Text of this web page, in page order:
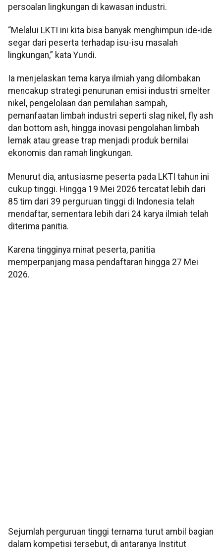
persoalan lingkungan di kawasan industri.
“Melalui LKTI ini kita bisa banyak menghimpun ide-ide
segar dari peserta terhadap isu-isu masalah
lingkungan,” kata Yundi.
Ia menjelaskan tema karya ilmiah yang dilombakan
mencakup strategi penurunan emisi industri smelter
nikel, pengelolaan dan pemilahan sampah,
pemanfaatan limbah industri seperti slag nikel, fly ash
dan bottom ash, hingga inovasi pengolahan limbah
lemak atau grease trap menjadi produk bernilai
ekonomis dan ramah lingkungan.
Menurut dia, antusiasme peserta pada LKTI tahun ini
cukup tinggi. Hingga 19 Mei 2026 tercatat lebih dari
85 tim dari 39 perguruan tinggi di Indonesia telah
mendaftar, sementara lebih dari 24 karya ilmiah telah
diterima panitia.
Karena tingginya minat peserta, panitia
memperpanjang masa pendaftaran hingga 27 Mei
2026.
Sejumlah perguruan tinggi ternama turut ambil bagian
dalam kompetisi tersebut, di antaranya Institut